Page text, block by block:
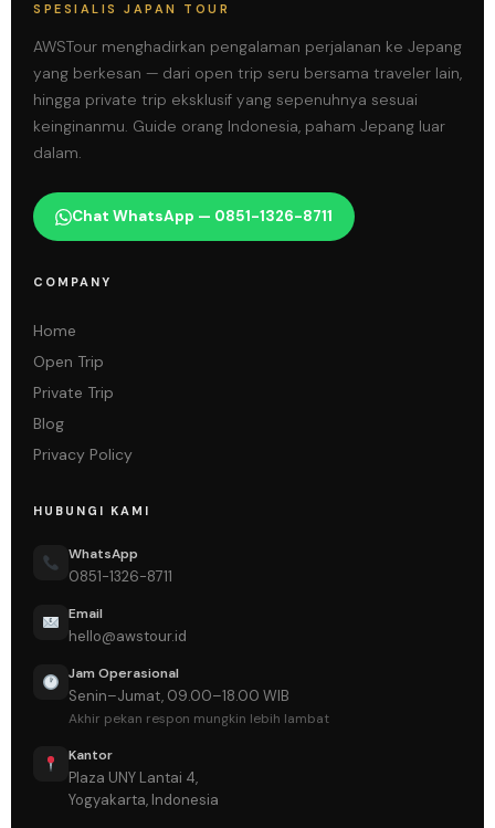
SPESIALIS JAPAN TOUR
AWSTour menghadirkan pengalaman perjalanan ke Jepang
yang berkesan — dari open trip seru bersama traveler lain,
hingga private trip eksklusif yang sepenuhnya sesuai
keinginanmu. Guide orang Indonesia, paham Jepang luar
dalam.
Chat WhatsApp — 0851-1326-8711
COMPANY
Home
Open Trip
Private Trip
Blog
Privacy Policy
HUBUNGI KAMI
WhatsApp
0851-1326-8711
Email
hello@awstour.id
Jam Operasional
Senin–Jumat, 09.00–18.00 WIB
Akhir pekan respon mungkin lebih lambat
Kantor
Plaza UNY Lantai 4,
Yogyakarta, Indonesia